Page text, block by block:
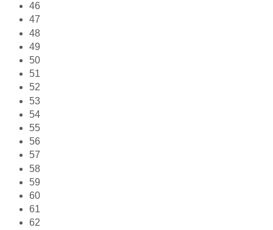
46
47
48
49
50
51
52
53
54
55
56
57
58
59
60
61
62